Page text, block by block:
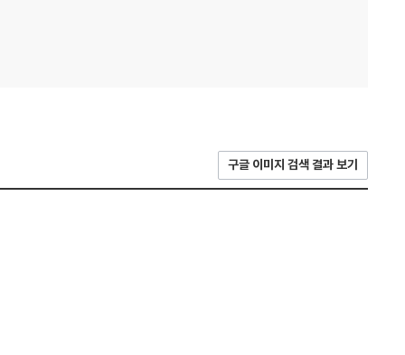
구글 이미지 검색 결과 보기